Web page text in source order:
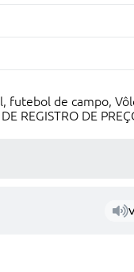
futebol de campo,
REGISTRO DE